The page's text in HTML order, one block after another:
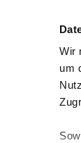
Wir
um